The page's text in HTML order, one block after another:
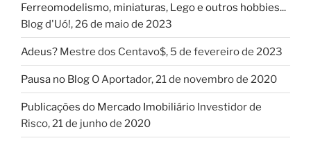
Ferreomodelismo, miniaturas, Lego e outros hobbies...
Blog d'Uó!,26 de maio de 2023
Adeus? Mestre dos Centavo$, 5 de fevereiro de 2023
Pausa no Blog O Aportador,21 de novembro de 2020
Publicações do Mercado Imobiliário Investidor de
Risco,21 de junho de 2020